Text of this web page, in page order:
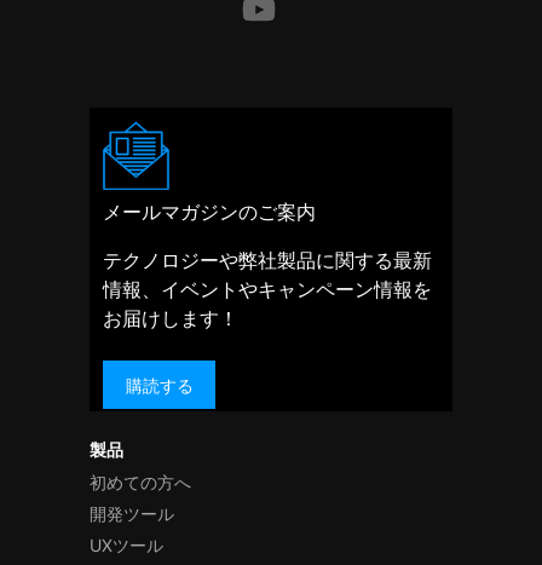
製品
初めての方へ
開発ツール
UXツール
メールマガジンのご案内
テクノロジーや弊社製品に関する最新
情報、イベントやキャンペーン情報を
お届けします！
購読する